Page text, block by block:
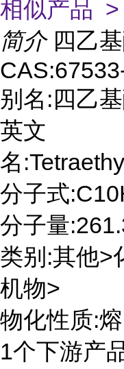
相似产品 >
简介 四乙
别名:四乙
英文
名
分子式
分子量
类别:其他>
机物>
物化性质:
1个下游产